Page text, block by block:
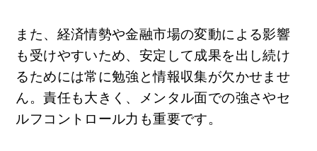
また、経済情勢や金融市場の変動による影響
も受けやすいため、安定して成果を出し続け
るためには常に勉強と情報収集が欠かせませ
ん。責任も大きく、メンタル面での強さやセ
ルフコントロール力も重要です。